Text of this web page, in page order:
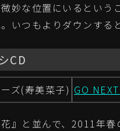
妙な位置にいるという
いつもよりダウンする
CD
ズ(寿美菜子) GO
』と並んで、2011年春